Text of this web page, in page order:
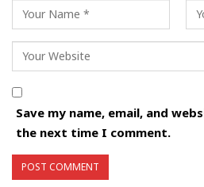
Save my name, email, and
the next time I comment.